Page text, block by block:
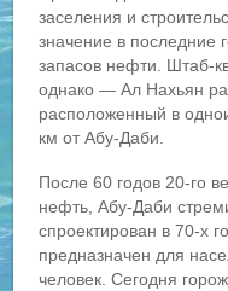
заселения и
значение в последние
запасов нефти. Штаб-
однако — Ал Нахьян
расположенный в
км от Абу-Даби.
После 60 годов 20-го
нефть, Абу-Даби
спроектирован в 70-х
предназначен для
человек. Сегодня